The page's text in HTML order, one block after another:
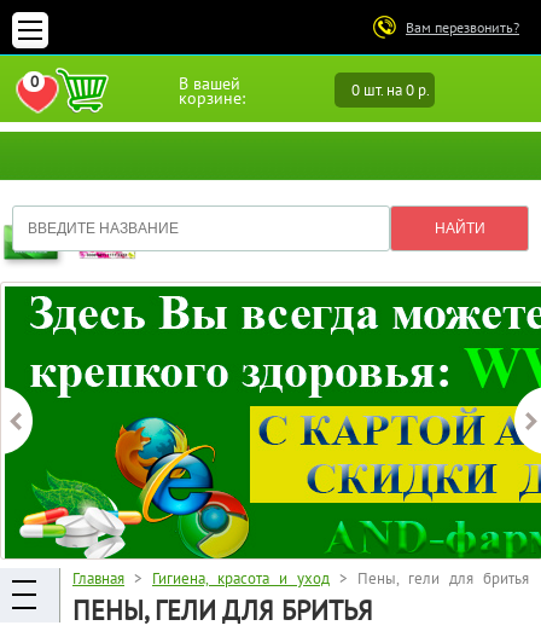
Вам перезвонить?
В вашей
корзине: 0 шт. на 0 р.
0
ПЕРЕЙТИ В ИЗБРАННОЕ
Главная > Гигиена, красота и уход > Пены, гели для бритья
ПЕНЫ, ГЕЛИ ДЛЯ БРИТЬЯ